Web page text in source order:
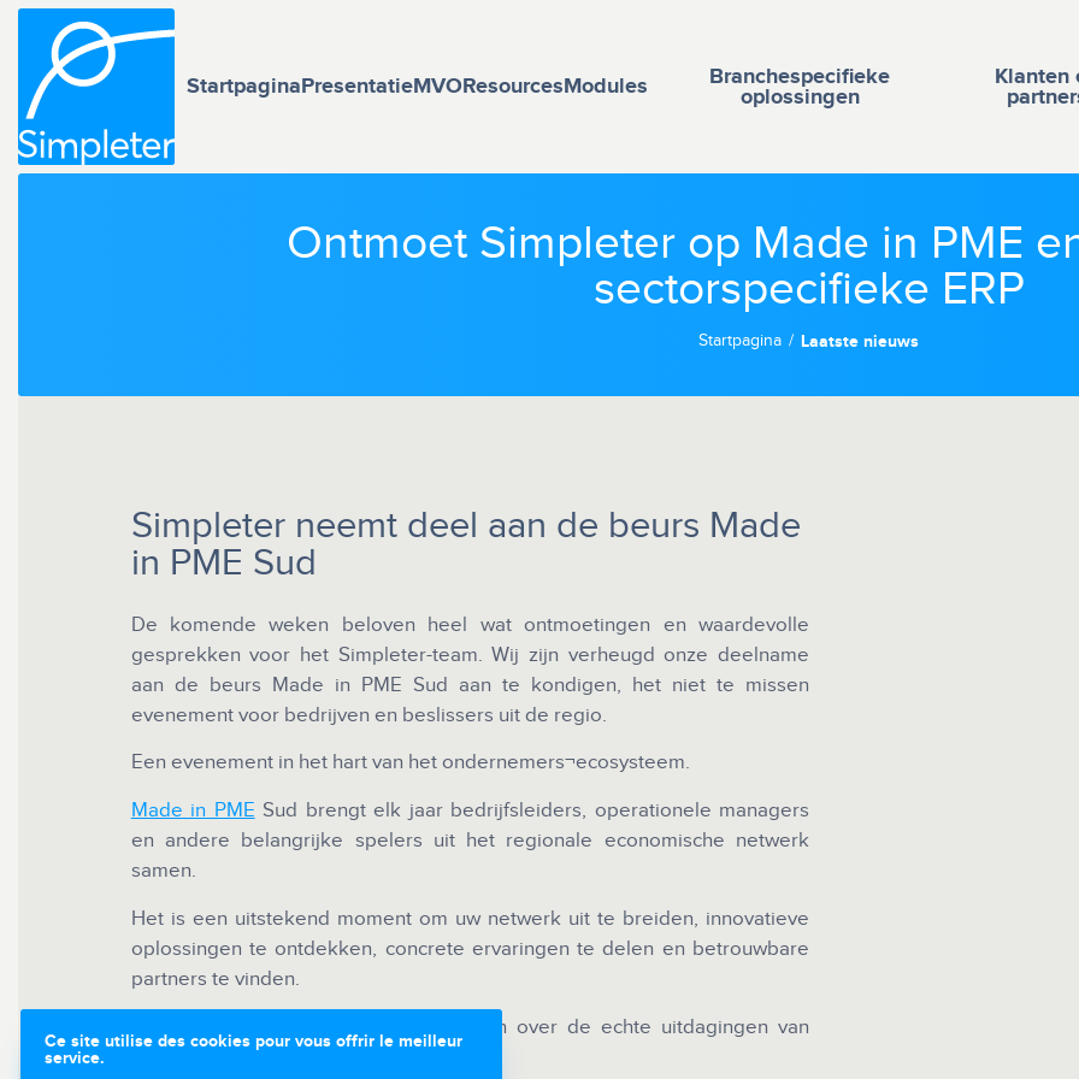
StartpaginaPresentatieMVOResourcesModules
Branchespecifieke
oplossingen
Klanten
Ontmoet Simpleter op Made in PME
sectorspecifieke ERP
Startpagina Laatste nieuws
Simpleter neemt deel aan de beurs Made
in PME Sud
De komende weken beloven heel wat ontmoetingen en waardevolle
gesprekken voor het Simpleter-team. Wij zijn verheugd onze deelname
aan de beurs Made in PME Sud aan te kondigen, het niet te missen
evenement voor bedrijven en beslissers uit de regio.
Een evenement in het hart van het ondernemers¬ecosysteem.
Made in PME Sud brengt elk jaar bedrijfsleiders, operationele managers
en andere belangrijke spelers uit het regionale economische netwerk
samen.
Het is een uitstekend moment om uw netwerk uit te breiden, innovatieve
oplossingen te ontdekken, concrete ervaringen te delen en betrouwbare
partners te vinden.
Een ideale gelegenheid om te spreken over de echte uitdagingen van
dienstverlenende bedrijven.
Ce site utilise des cookies pour vous offrir le meilleur
service.